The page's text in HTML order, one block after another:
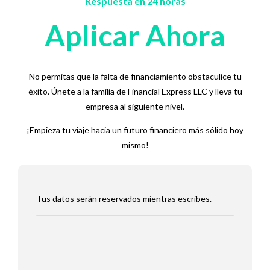
Aplicar Ahora
No permitas que la falta de financiamiento obstaculice tu
éxito. Únete a la familia de Financial Express LLC y lleva tu
empresa al siguiente nivel.
¡Empieza tu viaje hacia un futuro financiero más sólido hoy
mismo!
Tus datos serán reservados mientras escribes.